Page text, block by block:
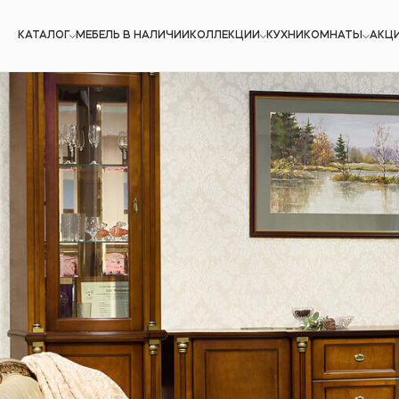
КАТАЛОГ МЕБЕЛЬ В НАЛИЧИИ КОЛЛЕКЦИИ КУХНИ КОМНАТЫ